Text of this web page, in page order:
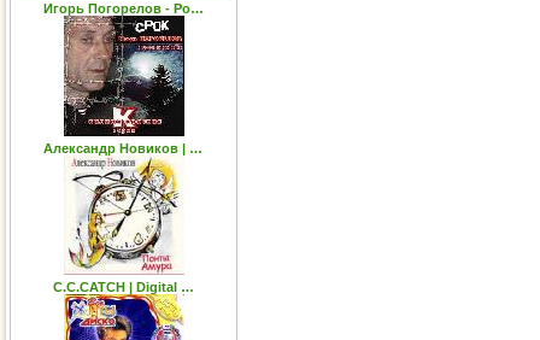
Игорь Погорелов - Ро…
Александр Новиков | …
C.C.CATCH | Digital …